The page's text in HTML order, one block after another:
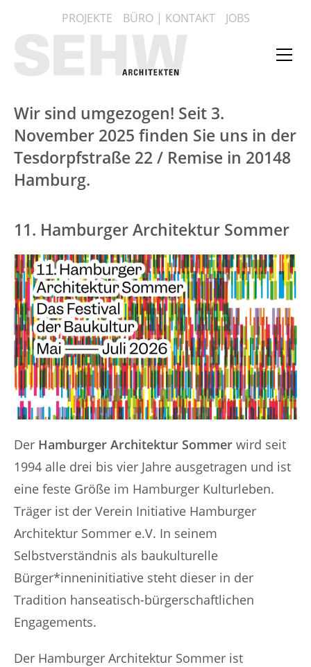
springen
PROJEKTE BÜRO | KONTAKT JOBS
Wir sind umgezogen! Seit 3.
November 2025 finden Sie uns in der
Tesdorpfstraße 22 / Remise in 20148
Hamburg.
11. Hamburger Architektur Sommer
Der Hamburger Architektur Sommer wird seit
1994 alle drei bis vier Jahre ausgetragen und ist
eine feste Größe im Hamburger Kulturleben.
Träger ist der Verein Initiative Hamburger
Architektur Sommer e.V. In seinem
Selbstverständnis als baukulturelle
Bürger*inneninitiative steht dieser in der
Tradition hanseatisch-bürgerschaftlichen
Engagements.
Der Hamburger Architektur Sommer ist